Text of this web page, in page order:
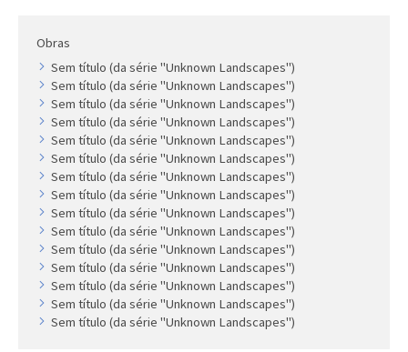
Obras
Sem título (da série "Unknown Landscapes")
Sem título (da série "Unknown Landscapes")
Sem título (da série "Unknown Landscapes")
Sem título (da série "Unknown Landscapes")
Sem título (da série "Unknown Landscapes")
Sem título (da série "Unknown Landscapes")
Sem título (da série "Unknown Landscapes")
Sem título (da série "Unknown Landscapes")
Sem título (da série "Unknown Landscapes")
Sem título (da série "Unknown Landscapes")
Sem título (da série "Unknown Landscapes")
Sem título (da série "Unknown Landscapes")
Sem título (da série "Unknown Landscapes")
Sem título (da série "Unknown Landscapes")
Sem título (da série "Unknown Landscapes")